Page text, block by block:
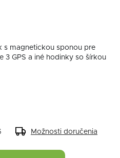
s magnetickou sponou pre
3 GPS a iné hodinky so šírkou
Možnosti doručenia